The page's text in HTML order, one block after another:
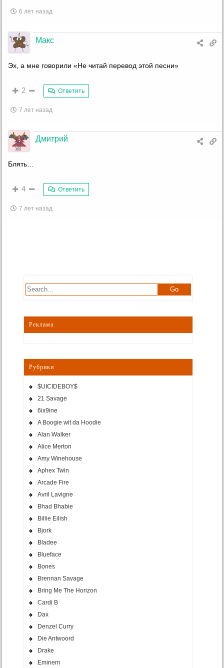
6 лет назад
Макс
Эх, а мне говорили «Не читай перевод этой песни»
2 Ответить
7 лет назад
Дмитрий
Блять…
4 Ответить
7 лет назад
Реклама
Рубрики
$UICIDEBOY$
21 Savage
6ix9ine
A Boogie wit da Hoodie
Alan Walker
Alice Merton
Amy Winehouse
Aphex Twin
Arcade Fire
Avril Lavigne
Bhad Bhabie
Billie Eilish
Bjork
Bladee
Blueface
Bones
Brennan Savage
Bring Me The Horizon
Cardi B
Dax
Denzel Curry
Die Antwoord
Drake
Eminem